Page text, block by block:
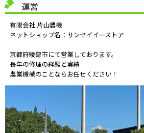
運営
有限会社 片山農機
ネットショップ名：サンセイイーストア
京都府綾部市にて営業しております。
長年の修理の経験と実績
農業機械のことならお任せください！